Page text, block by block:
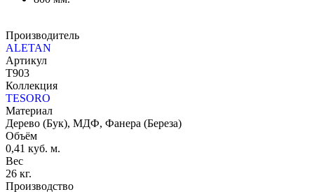
Производитель
ALETAN
Артикул
T903
Коллекция
TESORO
Материал
Дерево (Бук), МДФ, Фанера (Береза)
Объём
0,41 куб. м.
Вес
26 кг.
Производство